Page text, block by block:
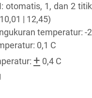
otomatis, 1, dan 2
| 12,45)
temperatur: -
0,1 C
+ 0,4 C